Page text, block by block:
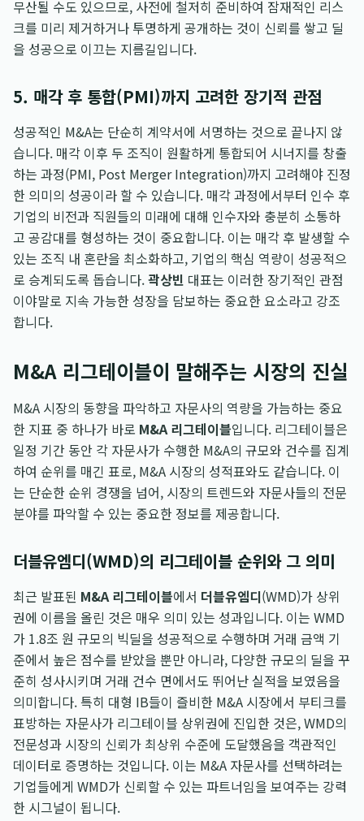
무산될 수도 있으므로, 사전에 철저히 준비하여 잠재적인 리스
크를 미리 제거하거나 투명하게 공개하는 것이 신뢰를 쌓고 딜
을 성공으로 이끄는 지름길입니다.
5. 매각 후 통합(PMI)까지 고려한 장기적 관점
성공적인 M&A는 단순히 계약서에 서명하는 것으로 끝나지 않
습니다. 매각 이후 두 조직이 원활하게 통합되어 시너지를 창출
하는 과정(PMI, Post Merger Integration)까지 고려해야 진정
한 의미의 성공이라 할 수 있습니다. 매각 과정에서부터 인수 후
기업의 비전과 직원들의 미래에 대해 인수자와 충분히 소통하
고 공감대를 형성하는 것이 중요합니다. 이는 매각 후 발생할 수
있는 조직 내 혼란을 최소화하고, 기업의 핵심 역량이 성공적으
로 승계되도록 돕습니다.곽상빈 대표는 이러한 장기적인 관점
이야말로 지속 가능한 성장을 담보하는 중요한 요소라고 강조
합니다.
M&A 리그테이블이 말해주는 시장의 진실
M&A 시장의 동향을 파악하고 자문사의 역량을 가늠하는 중요
한 지표 중 하나가 바로 M&A 리그테이블입니다. 리그테이블은
일정 기간 동안 각 자문사가 수행한 M&A의 규모와 건수를 집계
하여 순위를 매긴 표로, M&A 시장의 성적표와도 같습니다. 이
는 단순한 순위 경쟁을 넘어, 시장의 트렌드와 자문사들의 전문
분야를 파악할 수 있는 중요한 정보를 제공합니다.
더블유엠디(WMD)의 리그테이블 순위와 그 의미
최근 발표된 M&A 리그테이블에서 더블유엠디(WMD)가 상위
권에 이름을 올린 것은 매우 의미 있는 성과입니다. 이는 WMD
가 1.8조 원 규모의 빅딜을 성공적으로 수행하며 거래 금액 기
준에서 높은 점수를 받았을 뿐만 아니라, 다양한 규모의 딜을 꾸
준히 성사시키며 거래 건수 면에서도 뛰어난 실적을 보였음을
의미합니다. 특히 대형 IB들이 즐비한 M&A 시장에서 부티크를
표방하는 자문사가 리그테이블 상위권에 진입한 것은, WMD의
전문성과 시장의 신뢰가 최상위 수준에 도달했음을 객관적인
데이터로 증명하는 것입니다. 이는 M&A 자문사를 선택하려는
기업들에게 WMD가 신뢰할 수 있는 파트너임을 보여주는 강력
한 시그널이 됩니다.